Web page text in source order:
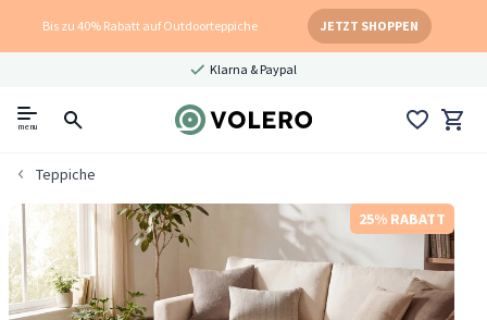
Bis zu 40% Rabatt auf Outdoorteppiche JETZT SHOPPEN
Klarna & Paypal
menu
Teppiche
25% RABATT